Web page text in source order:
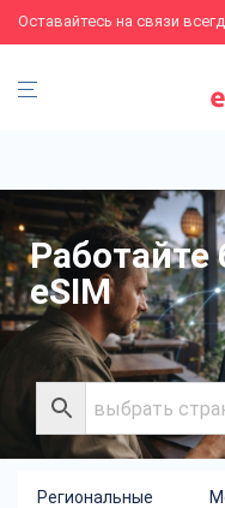
Оставайтесь на связи
Работайте
eSIM
Региональные